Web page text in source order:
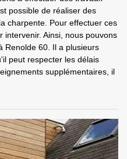
possible de réaliser des
charpente. Pour effectuer ces
intervenir. Ainsi, nous pouvons
Renolde 60. Il a plusieurs
peut respecter les délais
supplémentaires, il